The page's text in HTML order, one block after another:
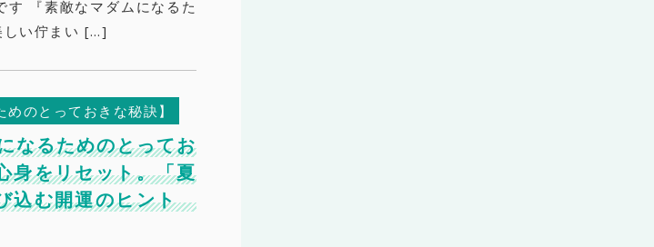
す 『素敵なマダムになるた
しい佇まい […]
めのとっておきな秘訣】
るためのとってお
をリセット。「夏
込む開運のヒント